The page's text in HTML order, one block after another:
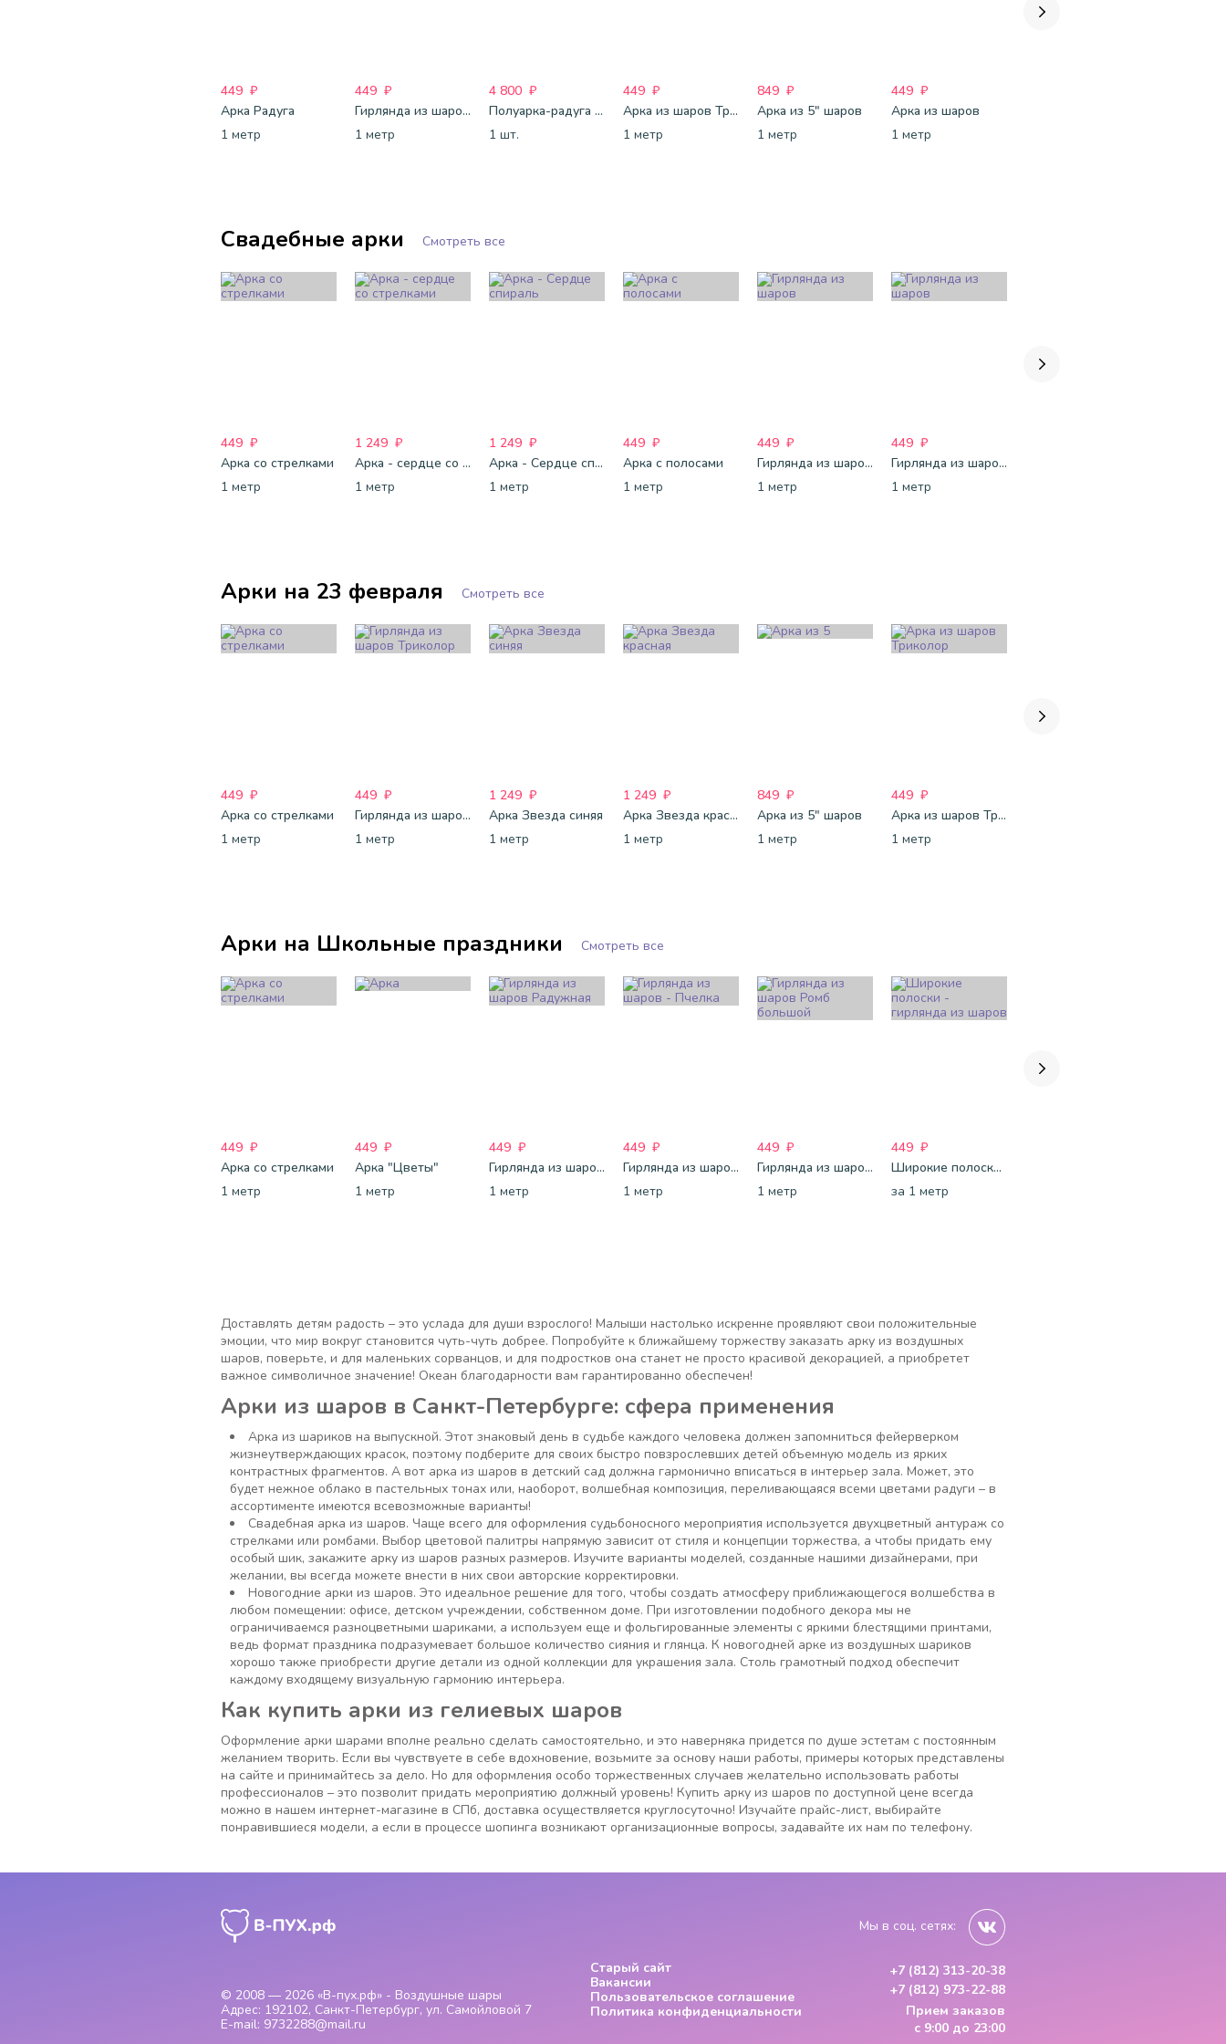
449 ₽
Арка Радуга
1 метр
449 ₽
Гирлянда из шаров Радужная
1 метр
4 800 ₽
Полуарка-радуга с самолетами
1 шт.
449 ₽
Арка из шаров Триколор
1 метр
849 ₽
Арка из 5" шаров
1 метр
449 ₽
Арка из шаров
1 метр
Свадебные арки Смотреть все
449 ₽
Арка со стрелками
1 метр
1 249 ₽
Арка - сердце со стрелками
1 метр
1 249 ₽
Арка - Сердце спираль
1 метр
449 ₽
Арка с полосами
1 метр
449 ₽
Гирлянда из шаров "Стрелки влево"
1 метр
449 ₽
Гирлянда из шаров "Стрелки вправо"
1 метр
Арки на 23 февраля Смотреть все
449 ₽
Арка со стрелками
1 метр
449 ₽
Гирлянда из шаров Триколор
1 метр
1 249 ₽
Арка Звезда синяя
1 метр
1 249 ₽
Арка Звезда красная
1 метр
849 ₽
Арка из 5" шаров
1 метр
449 ₽
Арка из шаров Триколор
1 метр
Арки на Школьные праздники Смотреть все
449 ₽
Арка со стрелками
1 метр
449 ₽
Арка "Цветы"
1 метр
449 ₽
Гирлянда из шаров Радужная
1 метр
449 ₽
Гирлянда из шаров - Пчелка
1 метр
449 ₽
Гирлянда из шаров Ромб большой
1 метр
449 ₽
Широкие полоски - гирлянда из шаров
за 1 метр
Доставлять детям радость – это услада для души взрослого! Малыши настолько искренне проявляют свои положительные
эмоции, что мир вокруг становится чуть-чуть добрее. Попробуйте к ближайшему торжеству заказать арку из воздушных
шаров, поверьте, и для маленьких сорванцов, и для подростков она станет не просто красивой декорацией, а приобретет
важное символичное значение! Океан благодарности вам гарантированно обеспечен!
Арки из шаров в Санкт-Петербурге: сфера применения
Арка из шариков на выпускной. Этот знаковый день в судьбе каждого человека должен запомниться фейерверком
жизнеутверждающих красок, поэтому подберите для своих быстро повзрослевших детей объемную модель из ярких
контрастных фрагментов. А вот арка из шаров в детский сад должна гармонично вписаться в интерьер зала. Может, это
будет нежное облако в пастельных тонах или, наоборот, волшебная композиция, переливающаяся всеми цветами радуги – в
ассортименте имеются всевозможные варианты!
Свадебная арка из шаров. Чаще всего для оформления судьбоносного мероприятия используется двухцветный антураж со
стрелками или ромбами. Выбор цветовой палитры напрямую зависит от стиля и концепции торжества, а чтобы придать ему
особый шик, закажите арку из шаров разных размеров. Изучите варианты моделей, созданные нашими дизайнерами, при
желании, вы всегда можете внести в них свои авторские корректировки.
Новогодние арки из шаров. Это идеальное решение для того, чтобы создать атмосферу приближающегося волшебства в
любом помещении: офисе, детском учреждении, собственном доме. При изготовлении подобного декора мы не
ограничиваемся разноцветными шариками, а используем еще и фольгированные элементы с яркими блестящими принтами,
ведь формат праздника подразумевает большое количество сияния и глянца. К новогодней арке из воздушных шариков
хорошо также приобрести другие детали из одной коллекции для украшения зала. Столь грамотный подход обеспечит
каждому входящему визуальную гармонию интерьера.
Как купить арки из гелиевых шаров
Оформление арки шарами вполне реально сделать самостоятельно, и это наверняка придется по душе эстетам с постоянным
желанием творить. Если вы чувствуете в себе вдохновение, возьмите за основу наши работы, примеры которых представлены
на сайте и принимайтесь за дело. Но для оформления особо торжественных случаев желательно использовать работы
профессионалов – это позволит придать мероприятию должный уровень! Купить арку из шаров по доступной цене всегда
можно в нашем интернет-магазине в СПб, доставка осуществляется круглосуточно! Изучайте прайс-лист, выбирайте
понравившиеся модели, а если в процессе шопинга возникают организационные вопросы, задавайте их нам по телефону.
© 2008 — 2026 «В-пух.рф» - Воздушные шары
Адрес: 192102, Санкт-Петербург, ул. Самойловой 7
E-mail: 9732288@mail.ru
Старый сайт
Вакансии
Пользовательское соглашение
Политика конфиденциальности
Мы в соц. сетях:
+7 (812) 313-20-38
+7 (812) 973-22-88
Прием заказов
с 9:00 до 23:00